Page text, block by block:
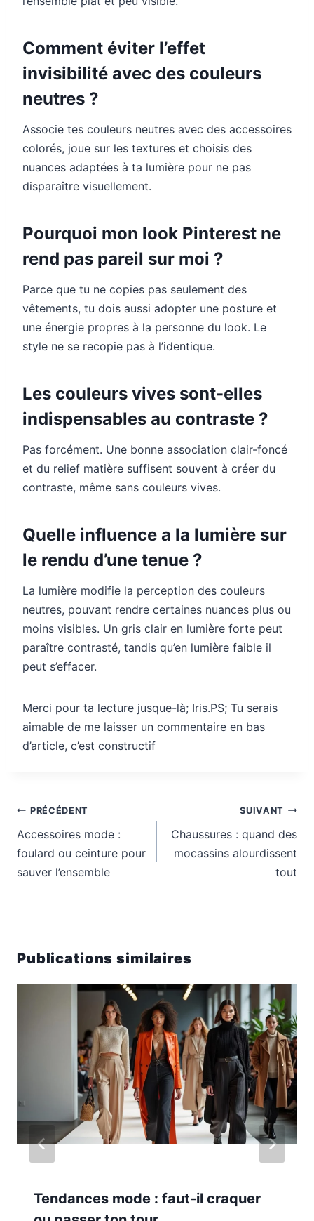
Comment éviter l’effet
invisibilité avec des couleurs
neutres ?
Associe tes couleurs neutres avec des accessoires
colorés, joue sur les textures et choisis des
nuances adaptées à ta lumière pour ne pas
disparaître visuellement.
Pourquoi mon look Pinterest ne
rend pas pareil sur moi ?
Parce que tu ne copies pas seulement des
vêtements, tu dois aussi adopter une posture et
une énergie propres à la personne du look. Le
style ne se recopie pas à l’identique.
Les couleurs vives sont-elles
indispensables au contraste ?
Pas forcément. Une bonne association clair-foncé
et du relief matière suffisent souvent à créer du
contraste, même sans couleurs vives.
Quelle influence a la lumière sur
le rendu d’une tenue ?
La lumière modifie la perception des couleurs
neutres, pouvant rendre certaines nuances plus ou
moins visibles. Un gris clair en lumière forte peut
paraître contrasté, tandis qu’en lumière faible il
peut s’effacer.
Merci pour ta lecture jusque-là; Iris.PS; Tu serais
aimable de me laisser un commentaire en bas
d’article, c’est constructif
Navigation
de
l’article
PRÉCÉDENT
Accessoires mode :
foulard ou ceinture pour
sauver l’ensemble
SUIVANT
Chaussures : quand des
mocassins alourdissent
tout
Publications similaires
Tendances mode : faut-il craquer